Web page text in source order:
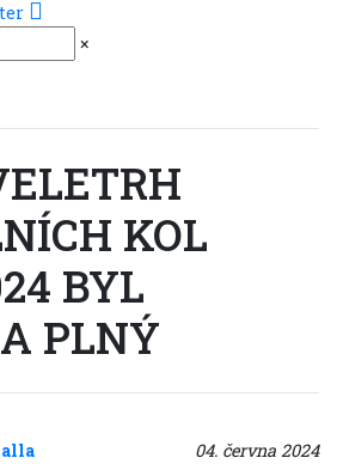
×
KOL
BYL
PLNÝ
04. června 2024